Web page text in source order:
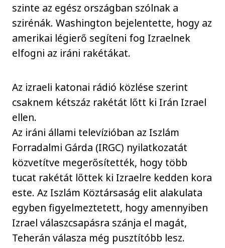
szinte az egész országban szólnak a
szirénák. Washington bejelentette, hogy az
amerikai légierő segíteni fog Izraelnek
elfogni az iráni rakétákat.
Az izraeli katonai rádió közlése szerint
csaknem kétszáz rakétát lőtt ki Irán Izrael
ellen.
Az iráni állami televízióban az Iszlám
Forradalmi Gárda (IRGC) nyilatkozatát
közvetítve megerősítették, hogy több
tucat rakétát lőttek ki Izraelre kedden kora
este. Az Iszlám Köztársaság elit alakulata
egyben figyelmeztetett, hogy amennyiben
Izrael válaszcsapásra szánja el magát,
Teherán válasza még pusztítóbb lesz.